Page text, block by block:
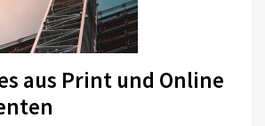
aus Print und Online